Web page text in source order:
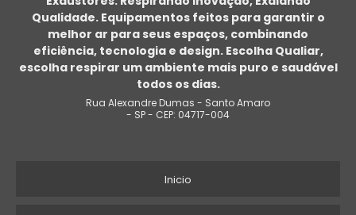
EXAUSTOR AXIAL MONOFÁSICO
EXAUSTOR AXIAL DE PAREDE PREÇO
EXAUSTOR AXIAL INDUSTRIAL PREÇO
EXAUSTOR AXIAL PARA CHURRASQUEIRA
Qualidade. Equipamentos feitos para garantir o
melhor ar para seus espaços, combinando
eficiência, tecnologia e design. Escolha Qualiar,
escolha respirar um ambiente mais puro e saudável
todos os dias.
Rua Alexandre Dumas - Santo Amaro
- SP - CEP: 04717-004
Inicio